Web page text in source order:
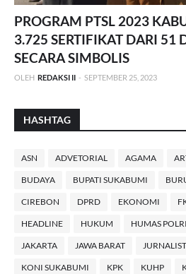
PROGRAM PTSL 2023
3.725 SERTIFIKAT DARI 51
SECARA SIMBOLIS
OLEH REDAKSI II - SEPTEMBER 25, 2023
HASHTAG
ASN ADVETORIAL AGAMA
BUDAYA BUPATI SUKABUMI
CIREBON DPRD EKONOMI
HEADLINE HUKUM HUMAS POLRI
JAKARTA JAWA BARAT JURNALIST
KONI SUKABUMI KPK KUHP